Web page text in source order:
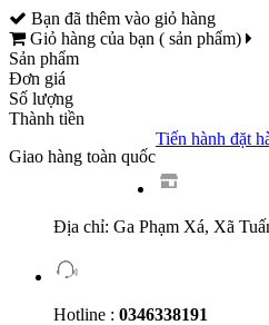
Bạn đã thêm vào giỏ hàng
Giỏ hàng của bạn ( sản phẩm)
Sản phẩm
Đơn giá
Số lượng
Thành tiền
Giao hàng toàn quốc
Tiến hành đặt
Địa chỉ: Ga Phạm Xá, Xã
Hotline : 0346338191